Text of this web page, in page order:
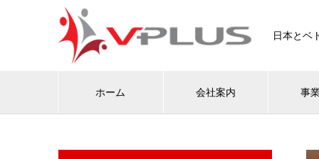
日本とベ
ホーム 会社案内 事